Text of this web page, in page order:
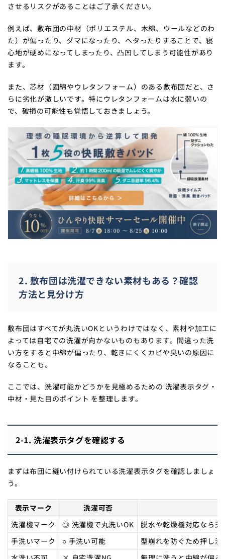
させるリスクがあることはご了承ください。
例えば、敷布団の中材（ポリエステル、木綿、ウールなどのわ
た）が偏ったり、ダマになったり、ヘタったりすることで、寝
心地が硬めになってしまったり、凸凹してしまう可能性があり
ます。
また、芯材（固綿やウレタンフォーム）のある敷布団だと、さ
らに劣化が激しいです。特にウレタンフォームは水に弱いの
で、破損の可能性も覚悟しておきましょう。
2. 敷布団は洗濯できない素材もある？確認
方法と見分け方
敷布団はすべてが丸洗いOKというわけではなく、素材や加工に
よっては自宅での洗濯が向かないものもあります。間違った洗
い方をすると中綿が偏ったり、乾きにくくカビや臭いの原因に
なることも。
ここでは、洗濯可能かどうかを見極めるための 洗濯表示タグ・
中材・見た目のポイント を整理します。
2-1. 洗濯表示タグを確認する
まずは布団に縫い付けられている洗濯表示タグを確認しましょ
う。
表示マーク
洗濯可否
洗濯機マーク
◎ 洗濯機で丸洗いOK
脱水や乾燥機対応なら
手洗いマーク
○ 手洗い可能
型崩れを防ぐため押し